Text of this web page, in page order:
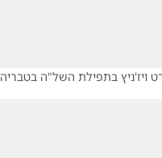
ויז'ניץ בתפילת השל"ה בטבריה